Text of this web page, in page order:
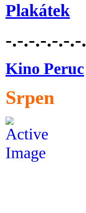
Plakátek
-.-.-.-.-.-.-
Kino Peruc
Srpen